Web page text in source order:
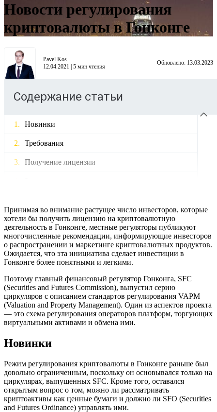
Новости регулирования
криптовалюты в Гонконге
Pavel Kos
12.04.2021 | 5 мин чтения
Обновлено: 13.03.2023
Содержание статьи
Новинки
Требования
Получение лицензии
Принимая во внимание растущее число инвесторов, которые
хотели бы получить лицензию на криптовалютную
деятельность в Гонконге, местные регуляторы публикуют
многочисленные рекомендации, информирующие инвесторов
о распространении и маркетинге криптовалютных продуктов.
Ожидается, что эта инициатива сделает инвестиции в
Гонконге более понятными и легкими.
Поэтому главный финансовый регулятор Гонконга, SFC
(Securities and Futures Commission), выпустил серию
циркуляров с описанием стандартов регулирования VAPM
(Valuation and Property Management). Один из аспектов проекта
— это схема регулирования операторов платформ, торгующих
виртуальными активами и обмена ими.
Новинки
Режим регулирования криптовалюты в Гонконге раньше был
довольно ограниченным, поскольку он основывался только на
циркулярах, выпущенных SFC. Кроме того, оставался
открытым вопрос о том, можно ли рассматривать
криптоактивы как ценные бумаги и должно ли SFO (Securities
and Futures Ordinance) управлять ими.